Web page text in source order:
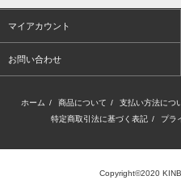
マイアカウント
お問い合わせ
ホーム / 商品について / 支払い方法につ
特定商取引法に基づく表記 / プラ
Copyright©2020